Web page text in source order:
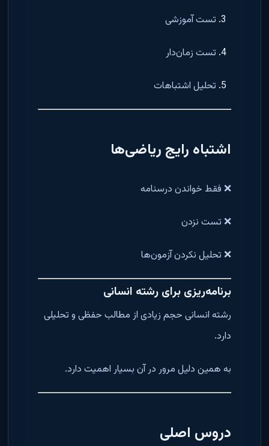
تست آموزشی
تست زمان‌دار
تحلیل اشتباهات
اشتباه رایج ریاضی‌ها
❌ فقط خواندن درسنامه
❌ تست نزدن
❌ تحلیل نکردن آزمون‌ها
برنامه‌ریزی برای رشته انسانی
رشته انسانی حجم زیادی از مطالب حفظی و تحلیلی
دارد.
به همین دلیل مرور در آن بسیار اهمیت دارد.
دروس اصلی